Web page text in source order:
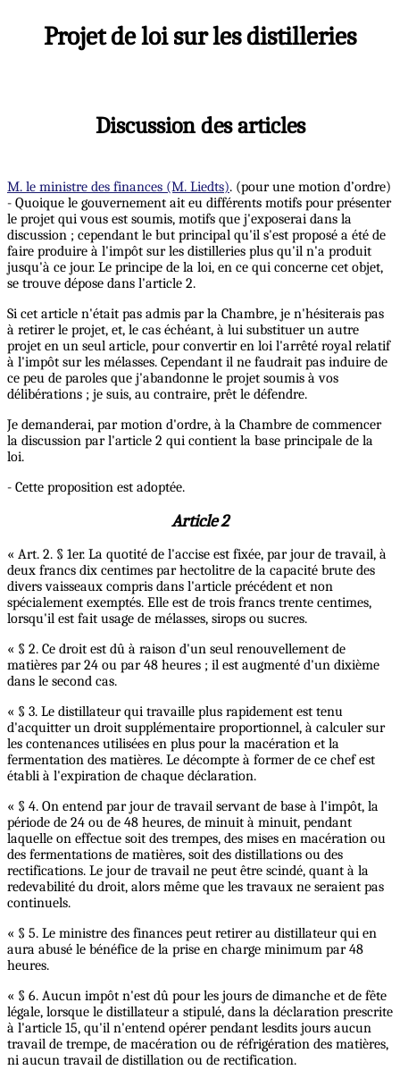
Projet de loi sur les distilleries
Discussion des articles
M. le ministre des finances (M. Liedts). (pour une motion d’ordre)
- Quoique le gouvernement ait eu différents motifs pour présenter
le projet qui vous est soumis, motifs que j'exposerai dans la
discussion ; cependant le but principal qu'il s'est proposé a été de
faire produire à l'impôt sur les distilleries plus qu'il n'a produit
jusqu'à ce jour. Le principe de la loi, en ce qui concerne cet objet,
se trouve dépose dans l'article 2.
Si cet article n'était pas admis par la Chambre, je n'hésiterais pas
à retirer le projet, et, le cas échéant, à lui substituer un autre
projet en un seul article, pour convertir en loi l'arrêté royal relatif
à l'impôt sur les mélasses. Cependant il ne faudrait pas induire de
ce peu de paroles que j'abandonne le projet soumis à vos
délibérations ; je suis, au contraire, prêt le défendre.
Je demanderai, par motion d'ordre, à la Chambre de commencer
la discussion par l'article 2 qui contient la base principale de la
loi.
- Cette proposition est adoptée.
Article 2
« Art. 2. § 1er. La quotité de l'accise est fixée, par jour de travail, à
deux francs dix centimes par hectolitre de la capacité brute des
divers vaisseaux compris dans l'article précédent et non
spécialement exemptés. Elle est de trois francs trente centimes,
lorsqu'il est fait usage de mélasses, sirops ou sucres.
« § 2. Ce droit est dû à raison d'un seul renouvellement de
matières par 24 ou par 48 heures ; il est augmenté d'un dixième
dans le second cas.
« § 3. Le distillateur qui travaille plus rapidement est tenu
d'acquitter un droit supplémentaire proportionnel, à calculer sur
les contenances utilisées en plus pour la macération et la
fermentation des matières. Le décompte à former de ce chef est
établi à l'expiration de chaque déclaration.
« § 4. On entend par jour de travail servant de base à l'impôt, la
période de 24 ou de 48 heures, de minuit à minuit, pendant
laquelle on effectue soit des trempes, des mises en macération ou
des fermentations de matières, soit des distillations ou des
rectifications. Le jour de travail ne peut être scindé, quant à la
redevabilité du droit, alors même que les travaux ne seraient pas
continuels.
« § 5. Le ministre des finances peut retirer au distillateur qui en
aura abusé le bénéfice de la prise en charge minimum par 48
heures.
« § 6. Aucun impôt n'est dû pour les jours de dimanche et de fête
légale, lorsque le distillateur a stipulé, dans la déclaration prescrite
à l'article 15, qu'il n'entend opérer pendant lesdits jours aucun
travail de trempe, de macération ou de réfrigération des matières,
ni aucun travail de distillation ou de rectification.